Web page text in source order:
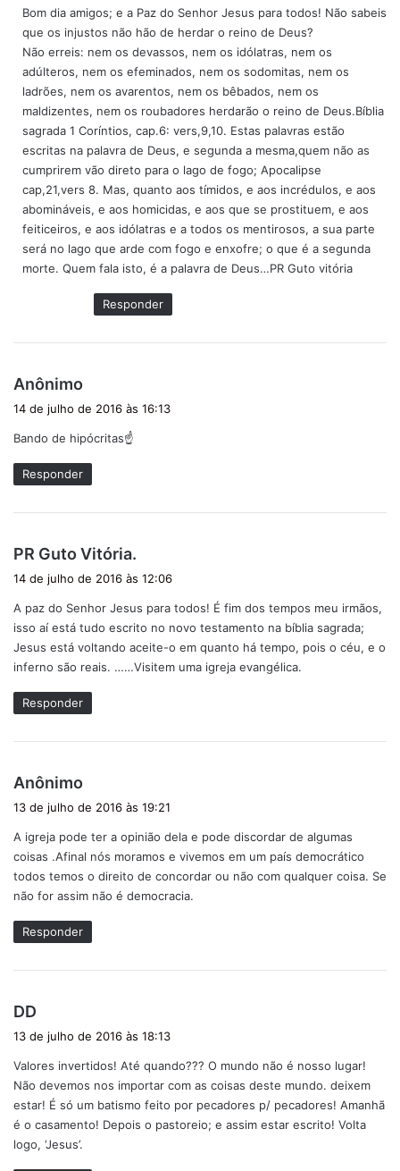
s
e
:
Bom dia amigos; e a Paz do Senhor Jesus para todos! Não sabeis
que os injustos não hão de herdar o reino de Deus?
Não erreis: nem os devassos, nem os idólatras, nem os
adúlteros, nem os efeminados, nem os sodomitas, nem os
ladrões, nem os avarentos, nem os bêbados, nem os
maldizentes, nem os roubadores herdarão o reino de Deus.Bíblia
sagrada 1 Coríntios, cap.6: vers,9,10. Estas palavras estão
escritas na palavra de Deus, e segunda a mesma,quem não as
cumprirem vão direto para o lago de fogo; Apocalipse
cap,21,vers 8. Mas, quanto aos tímidos, e aos incrédulos, e aos
abomináveis, e aos homicidas, e aos que se prostituem, e aos
feiticeiros, e aos idólatras e a todos os mentirosos, a sua parte
será no lago que arde com fogo e enxofre; o que é a segunda
morte. Quem fala isto, é a palavra de Deus…PR Guto vitória
Responder
Anônimo
s
e
:
14 de julho de 2016 às 16:13
Bando de hipócritas☝
Responder
PR Guto Vitória.
s
e
:
14 de julho de 2016 às 12:06
A paz do Senhor Jesus para todos! É fim dos tempos meu irmãos,
isso aí está tudo escrito no novo testamento na bíblia sagrada;
Jesus está voltando aceite-o em quanto há tempo, pois o céu, e o
inferno são reais. ……Visitem uma igreja evangélica.
Responder
Anônimo
s
e
13 de julho de 2016 às 19:21
A igreja pode ter a opinião dela e pode discordar de algumas
coisas .Afinal nós moramos e vivemos em um país democrático
todos temos o direito de concordar ou não com qualquer coisa. Se
não for assim não é democracia.
Responder
DD
s
e
:
13 de julho de 2016 às 18:13
Valores invertidos! Até quando??? O mundo não é nosso lugar!
Não devemos nos importar com as coisas deste mundo. deixem
estar! É só um batismo feito por pecadores p/ pecadores! Amanhã
é o casamento! Depois o pastoreio; e assim estar escrito! Volta
logo, ‘Jesus’.